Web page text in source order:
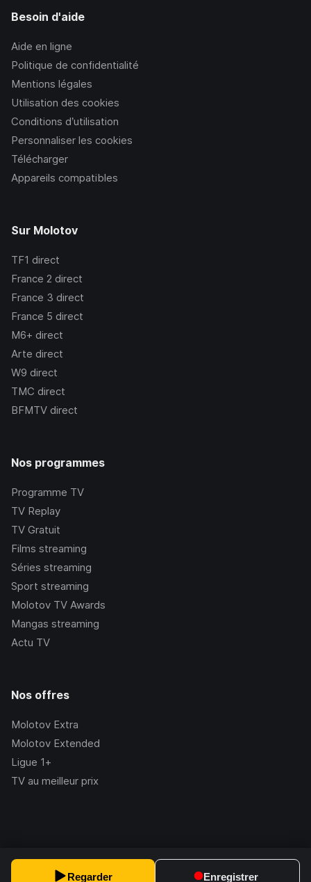
Regarder Enregistrer
Besoin d'aide
Aide en ligne
Politique de confidentialité
Mentions légales
Utilisation des cookies
Conditions d’utilisation
Personnaliser les cookies
Télécharger
Appareils compatibles
Sur Molotov
TF1 direct
France 2 direct
France 3 direct
France 5 direct
M6+ direct
Arte direct
W9 direct
TMC direct
BFMTV direct
Nos programmes
Programme TV
TV Replay
TV Gratuit
Films streaming
Séries streaming
Sport streaming
Molotov TV Awards
Mangas streaming
Actu TV
Nos offres
Molotov Extra
Molotov Extended
Ligue 1+
TV au meilleur prix
2.228.1